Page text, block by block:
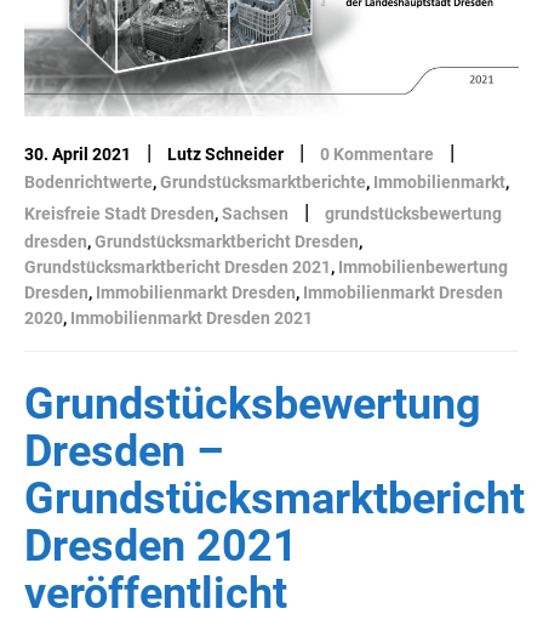
30. April 2021 | Lutz Schneider | 0 Kommentare |
Bodenrichtwerte,Grundstücksmarktberichte, Immobilienmarkt,
Kreisfreie Stadt Dresden,Sachsen |
grundstücksbewertung
dresden,Grundstücksmarktbericht Dresden,
Grundstücksmarktbericht Dresden 2021, Immobilienbewertung
Dresden, Immobilienmarkt Dresden, Immobilienmarkt Dresden
2020, Immobilienmarkt Dresden 2021
Grundstücksbewertung
Dresden –
Grundstücksmarktbericht
Dresden 2021
veröffentlicht